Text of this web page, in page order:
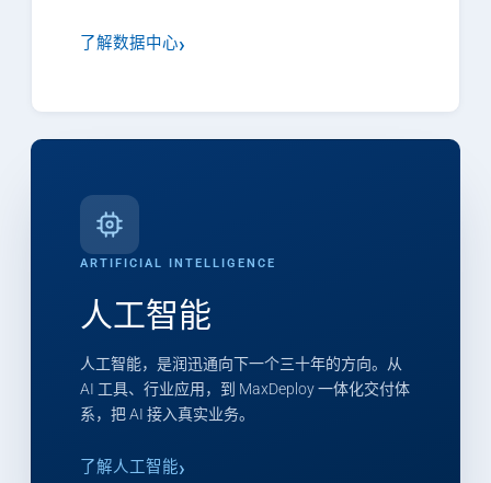
了解数据中心
ARTIFICIAL INTELLIGENCE
人工智能
人工智能，是润迅通向下一个三十年的方向。从
AI 工具、行业应用，到 MaxDeploy 一体化交付体
系，把 AI 接入真实业务。
了解人工智能